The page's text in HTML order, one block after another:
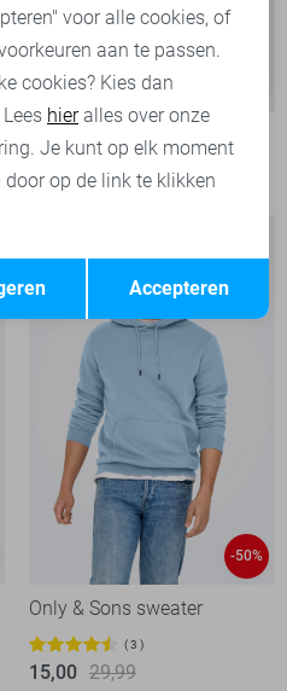
Jack & Jones sweater
12,00
29,99
-50%
Only & Sons sweater
3
15,00 29,99
Opslaan
voor alle cookies, of
aan te passen.
cookies? Kies dan
hieralles over onze
Je kunt op elk moment
op de link te klikken
Accepteren